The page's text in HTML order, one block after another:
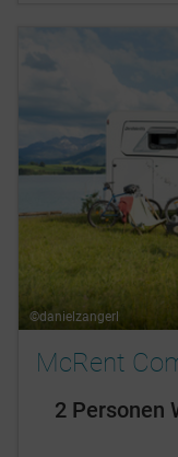
©danielzangerl
McRent
2 Personen